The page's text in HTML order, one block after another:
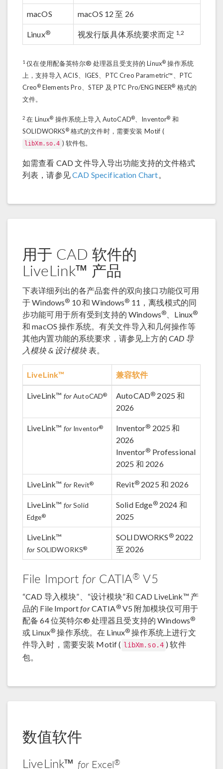
macOS macOS 12 至 26
Linux® 视发行版具体系统要求而定 1,2
1仅在使用配备英特尔® 处理器且受支持的 Linux® 操作系统
上，支持导入 ACIS、IGES、PTC Creo Parametric™、PTC
Creo®Elements Pro、STEP 及 PTC Pro/ENGINEER® 格式的
文件。
2 在 Linux® 操作系统上导入 AutoCAD® 、Inventor® 和
SOLIDWORKS®格式的文件时，需要安装 Motif (
libXm.so.4 ) 软件包。
如需查看 CAD 文件导入导出功能支持的文件格式
列表，请参见CAD Specification Chart。
用于 CAD 软件的
LiveLink™ 产品
下表详细列出的各产品套件的双向接口功能仅可用
于 Windows® 10 和 Windows® 11，离线模式的同
步功能可用于所有受到支持的 Windows® 、Linux®
和 macOS 操作系统。有关文件导入和几何操作等
其他内置功能的系统要求，请参见上方的 CAD 导
入模块 & 设计模块表。
LiveLink™ 兼容软件
LiveLink™ forAutoCAD® AutoCAD® 2025 和
2026
LiveLink™ forInventor® Inventor® 2025 和
2026
Inventor® Professional
2025 和 2026
LiveLink™ forRevit® Revit®2025 和 2026
LiveLink™ forSolid
Edge®
Solid Edge®2024 和
2025
LiveLink™
for SOLIDWORKS®
SOLIDWORKS ®2022
至 2026
File Import for CATIA® V5
“CAD 导入模块”、“设计模块”和 CAD LiveLink™ 产
品的 File ImportforCATIA®V5 附加模块仅可用于
配备 64 位英特尔® 处理器且受支持的 Windows®
或 Linux® 操作系统。在 Linux® 操作系统上进行文
件导入时，需要安装 Motif ( libXm.so.4 ) 软件
包。
数值软件
LiveLink™ forExcel®